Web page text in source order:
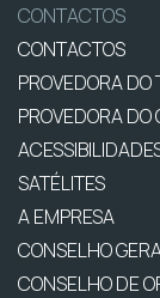
CONTACTOS
CONTACTOS
PROVEDORA DO
PROVEDORA DO
SATÉLITES
A EMPRESA
CONSELHO
CONSELHO DE